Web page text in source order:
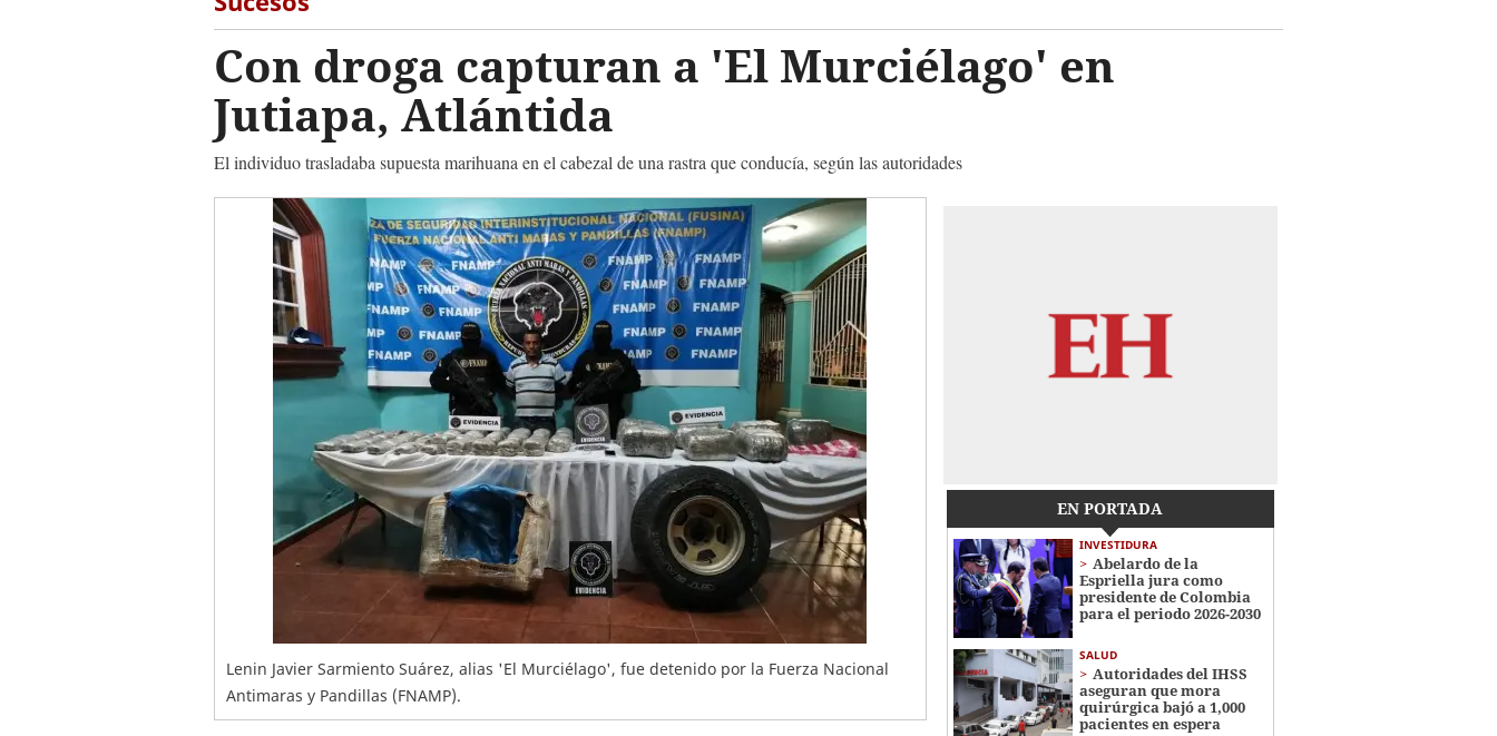
Con droga capturan a 'El Murciélago' en
Jutiapa, Atlántida
El individuo trasladaba supuesta marihuana en el cabezal de una rastra que conducía, según las autoridades
Lenin Javier Sarmiento Suárez, alias 'El Murciélago', fue detenido por la Fuerza Nacional
Antimaras y Pandillas (FNAMP).
EN PORTADA
INVESTIDURA
Abelardo de la
Espriella jura como
presidente de Colombia
para el periodo 2026-2030
SALUD
Autoridades del IHSS
aseguran que mora
quirúrgica bajó a 1,000
pacientes en espera